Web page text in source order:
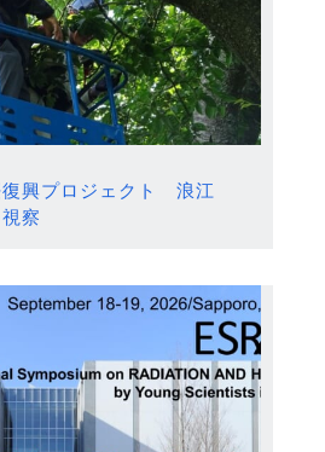
復興プロジェクト 浪江
察